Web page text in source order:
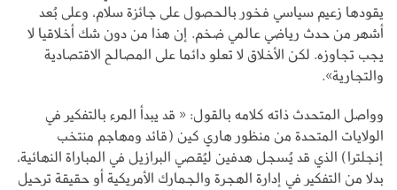
يقودها زعيم سياسي فخور بالحصول على جائزة سلام، وعلى بُعد
أشهر من حدث رياضي عالمي ضخم. إن هذا من دون شك أخلاقيا لا
يجب تجاوزه. لكن الأخلاق لا تعلو دائما على المصالح الاقتصادية
والتجارية».
وواصل المتحدث ذاته كلامه بالقول: « قد يبدأ المرء بالتفكير في
الولايات المتحدة من منظور هاري كين (قائد ومهاجم منتخب
إنجلترا) الذي قد يُسجل هدفين ليُقصي البرازيل في المباراة النهائية،
بدلا من التفكير في إدارة الهجرة والجمارك الأمريكية أو حقيقة ترحيل